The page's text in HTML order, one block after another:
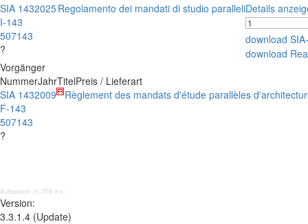
SIA 143
I-143
507143
?
2025Regolamento dei mandati di studio paralleliDetails
download
download
Vorgänger
NummerJahrTitelPreis / Lieferart
SIA 143
F-143
507143
?
2009 Règlement des mandats d'étude parallèles
Aufbereitet in: 259 ms;
Version:
3.3.1.4 (Update)